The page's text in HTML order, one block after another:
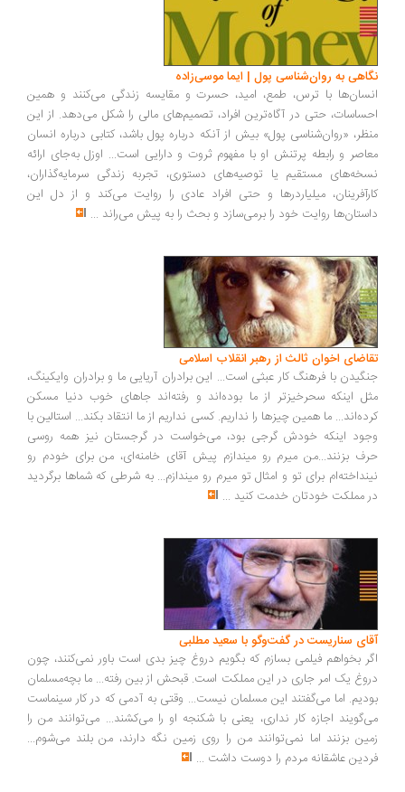
به روان‌شناسی پول | ایما موسی‌زاده
با ترس، طمع، امید، حسرت و مقایسه زندگی می‌کنند و همین
حتی در آگاه‌ترین افراد، تصمیم‌های مالی را شکل می‌دهد. از این
«روان‌شناسی پول» بیش از آنکه درباره پول باشد، کتابی درباره انسان
و رابطه پرتنش او با مفهوم ثروت و دارایی است... اوزل به‌جای ارائه
مستقیم یا توصیه‌های دستوری، تجربه زندگی سرمایه‌گذاران،
میلیاردرها و حتی افراد عادی را روایت می‌کند و از دل این
روایت خود را برمی‌سازد و بحث را به پیش می‌راند...
اخوان ثالث از رهبر انقلاب اسلامی
با فرهنگ کار عبثی است... این برادران آریایی ما و برادران وایکینگ،
اینکه سحرخیزتر از ما بوده‌اند و رفته‌اند جاهای خوب دنیا مسکن
ما همین چیزها را نداریم. کسی نداریم از ما انتقاد بکند... استالین با
اینکه خودش گرجی بود، می‌خواست در گرجستان نیز همه روسی
بزنند...من میرم رو میندازم پیش آقای خامنه‌ای، من برای خودم رو
برای تو و امثال تو میرم رو میندازم... به شرطی که شماها برگردید
مملکت خودتان خدمت کنید...
سناریست در گفت‌وگو با سعید مطلبی
بخواهم فیلمی بسازم که بگویم دروغ چیز بدی است باور نمی‌کنند، چون
یک امر جاری در این مملکت است. قبحش از بین رفته... ما بچه‌مسلمان
اما می‌گفتند این مسلمان نیست... وقتی به آدمی که در کار سینماست
اجازه کار نداری، یعنی با شکنجه او را می‌کشند... می‌توانند من را
بزنند اما نمی‌توانند من را روی زمین نگه دارند، من بلند می‌شوم...
عاشقانه مردم را دوست داشت ...